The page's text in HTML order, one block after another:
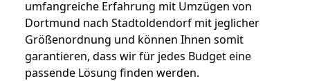
umfangreiche Erfahrung mit Umzügen von
Dortmund nach Stadtoldendorf mit jeglicher
Größenordnung und können Ihnen somit
garantieren, dass wir für jedes Budget eine
passende Lösung finden werden.